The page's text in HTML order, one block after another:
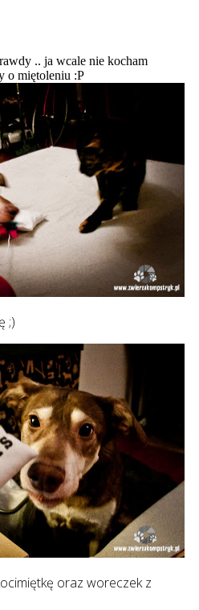
.. ja wcale nie kocham
o miętoleniu :P
;)
oraz woreczek z